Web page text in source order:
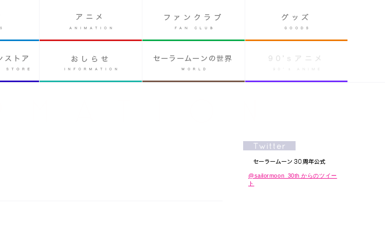
@sailormoon_30th からのツイー
ト